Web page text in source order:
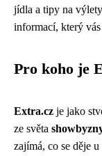
jídla a tipy na
informací, který
Pro koho je
Extra.cz je jako
ze světa
zajímá, co se děje